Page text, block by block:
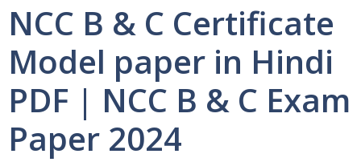
NCC B & C Certificate
Model paper in Hindi
PDF | NCC B & C Exam
Paper 2024